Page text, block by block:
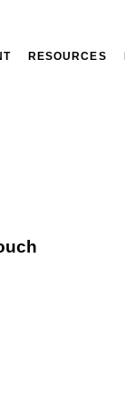
RESOURCES